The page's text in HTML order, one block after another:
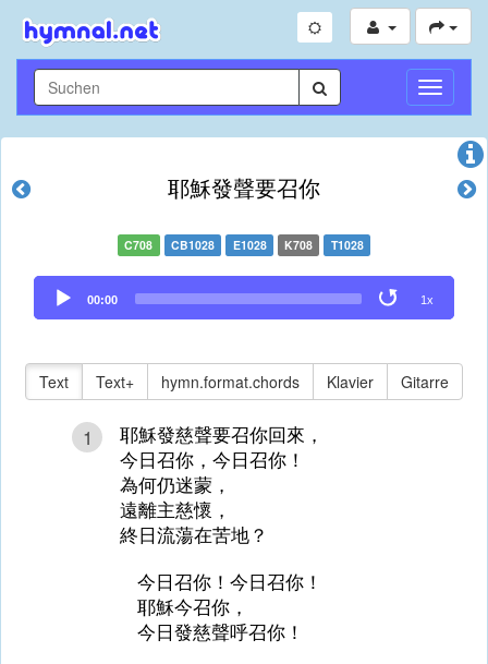
耶穌發聲要召你
C708 CB1028 E1028 K708 T1028
Audio
Player
00:00 1x
Text Text+ hymn.format.chords Klavier Gitarre
1
耶穌發慈聲要召你回來，
今日召你，今日召你！
為何仍迷蒙，
遠離主慈懷，
終日流蕩在苦地？
今日召你！今日召你！
耶穌今召你，
今日發慈聲呼召你！